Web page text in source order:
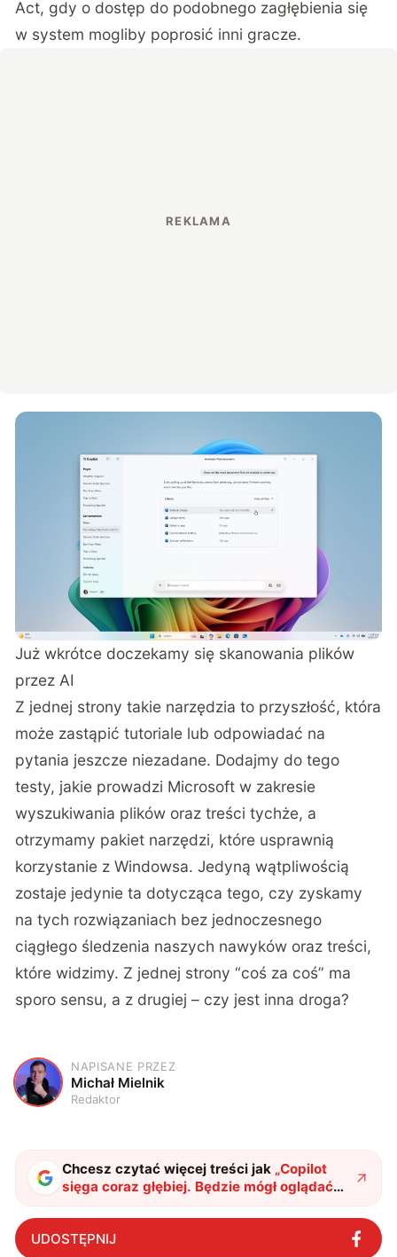
Act, gdy o dostęp do podobnego zagłębienia się
w system mogliby poprosić inni gracze.
Już wkrótce doczekamy się skanowania plików
przez AI
Z jednej strony takie narzędzia to przyszłość, która
może zastąpić tutoriale lub odpowiadać na
pytania jeszcze niezadane. Dodajmy do tego
testy, jakie prowadzi Microsoft w zakresie
wyszukiwania plików oraz treści tychże, a
otrzymamy pakiet narzędzi, które usprawnią
korzystanie z Windowsa. Jedyną wątpliwością
zostaje jedynie ta dotycząca tego, czy zyskamy
na tych rozwiązaniach bez jednoczesnego
ciągłego śledzenia naszych nawyków oraz treści,
które widzimy. Z jednej strony “coś za coś” ma
sporo sensu, a z drugiej – czy jest inna droga?
M
NAPISANE PRZEZ
Michał Mielnik
Redaktor
Chcesz czytać więcej treści jak „Copilot
sięga coraz głębiej. Będzie mógł oglądać
twój ekran"?
UDOSTĘPNIJ